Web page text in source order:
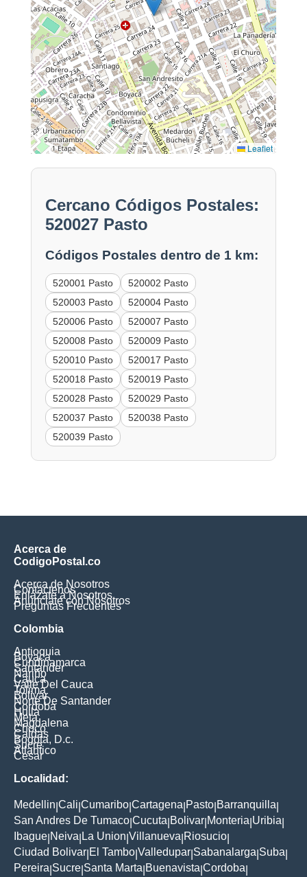
Leaflet
Cercano Códigos Postales:
520027 Pasto
Códigos Postales dentro de 1 km:
520001 Pasto
520002 Pasto
520003 Pasto
520004 Pasto
520006 Pasto
520007 Pasto
520008 Pasto
520009 Pasto
520010 Pasto
520017 Pasto
520018 Pasto
520019 Pasto
520028 Pasto
520029 Pasto
520037 Pasto
520038 Pasto
520039 Pasto
Acerca de
CodigoPostal.co
Acerca de Nosotros
Contáctenos
Enlázate a Nosotros
Anúnciate con Nosotros
Preguntas Frecuentes
Colombia
Antioquia
Boyaca
Cundinamarca
Santander
Nariño
Cauca
Valle Del Cauca
Tolima
Bolivar
Norte De Santander
Cordoba
Huila
Meta
Magdalena
Choco
Caldas
Bogota, D.c.
Sucre
Atlantico
Cesar
Localidad:
Medellin Cali Cumaribo Cartagena Pasto Barranquilla
San Andres De Tumaco Cucuta Bolivar Monteria Uribia
Ibague Neiva La Union Villanueva Riosucio
Ciudad Bolivar El Tambo Valledupar Sabanalarga Suba
Pereira Sucre Santa Marta Buenavista Cordoba